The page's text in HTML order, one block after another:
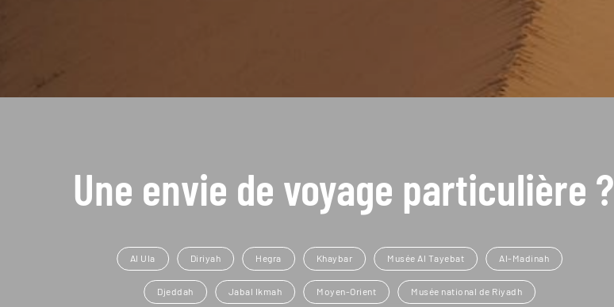
Une envie de voyage particulière ?
Al Ula Diriyah Hegra Khaybar Musée Al Tayebat Al-Madinah
Djeddah Jabal Ikmah Moyen-Orient Musée national de Riyadh